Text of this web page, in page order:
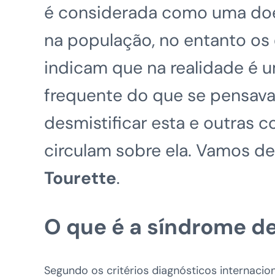
é considerada como uma
na população, no entanto
indicam que na realidade é
frequente do que se
desmistificar esta e outras
circulam sobre ela. Vamos
Tourette.
O que é a síndrome
Segundo os critérios diagnósticos